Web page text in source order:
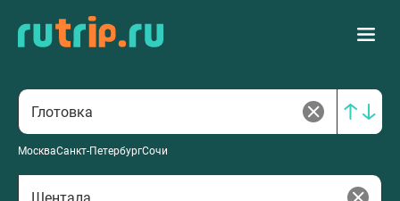
МоскваСанкт-ПетербургСочи